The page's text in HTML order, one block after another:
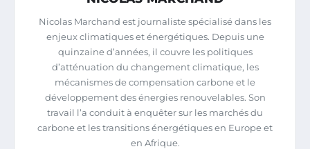
Nicolas Marchand est journaliste spécialisé dans les
enjeux climatiques et énergétiques. Depuis une
quinzaine d’années, il couvre les politiques
d’atténuation du changement climatique, les
mécanismes de compensation carbone et le
développement des énergies renouvelables. Son
travail l’a conduit à enquêter sur les marchés du
carbone et les transitions énergétiques en Europe et
en Afrique.